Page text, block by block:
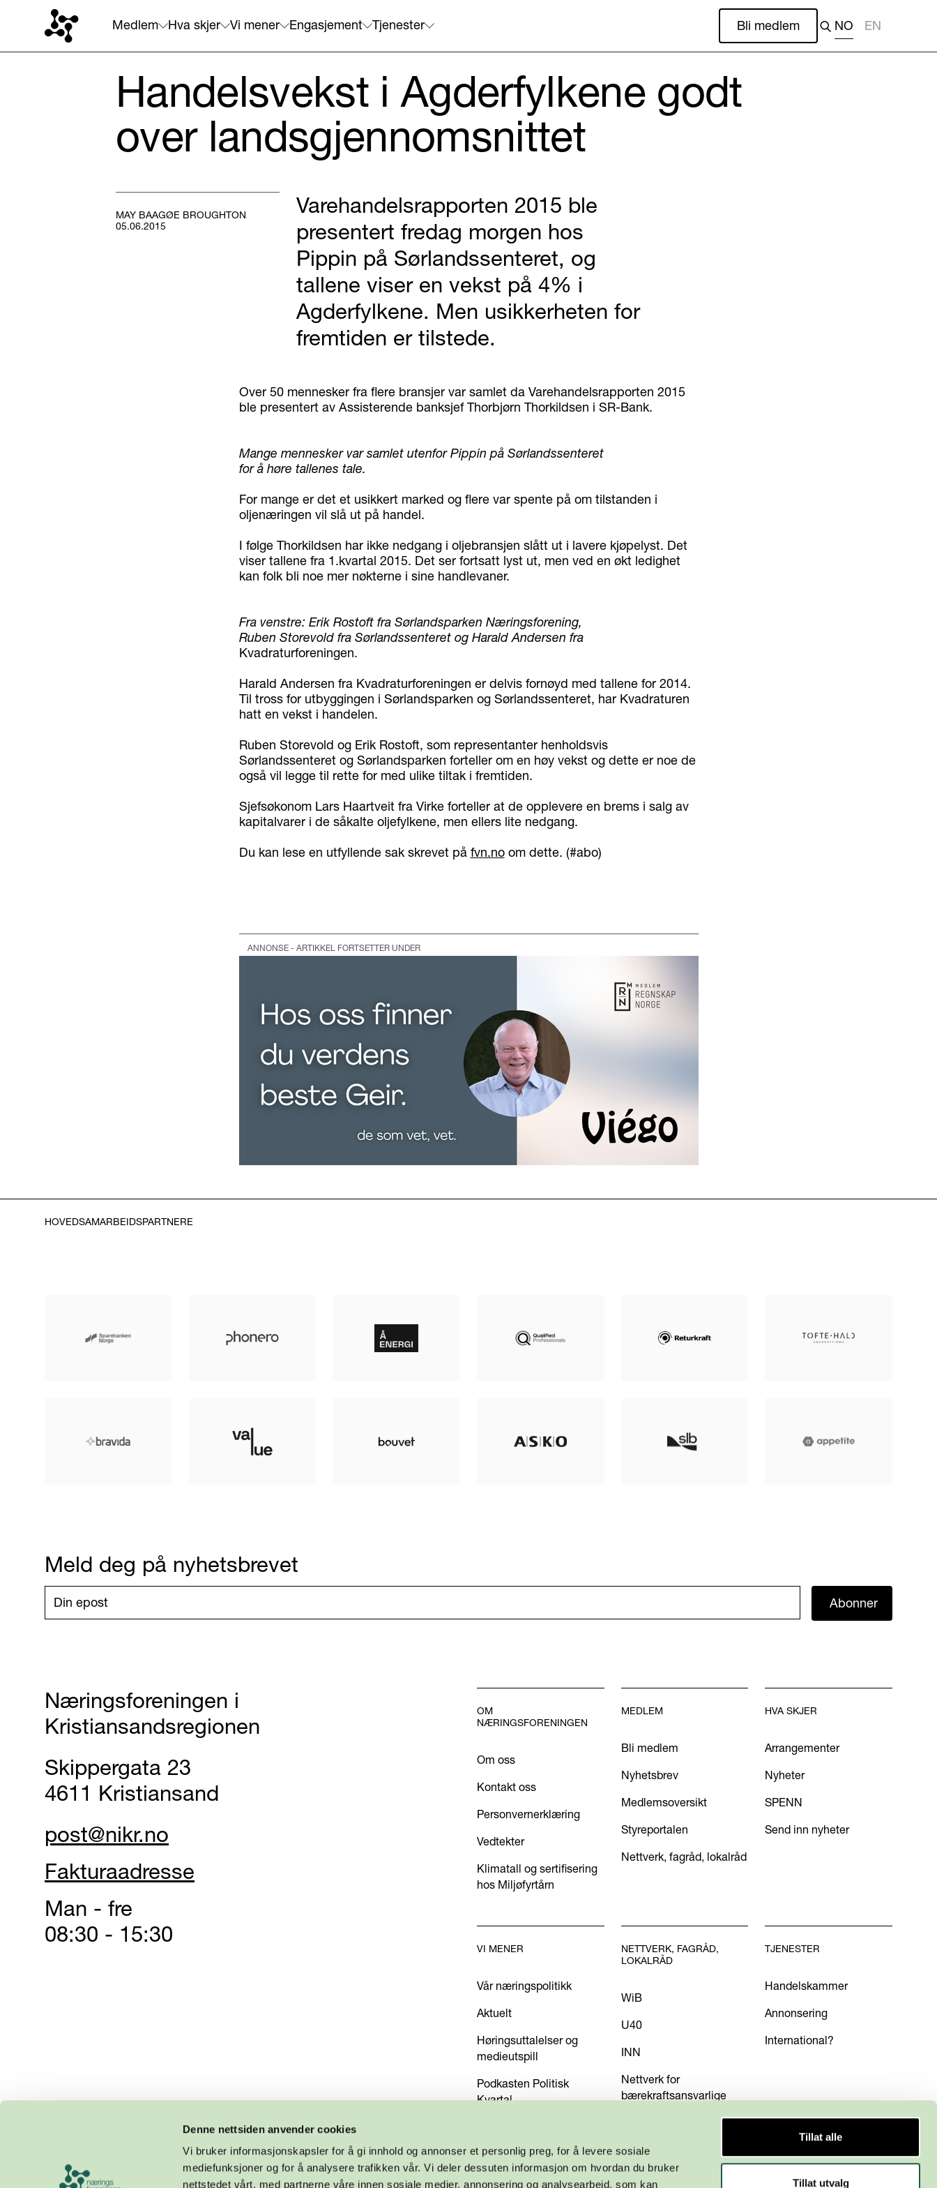
Denne nettsiden anvender cookies
Vi bruker informasjonskapsler for å gi innhold og annonser et personlig preg, for å levere sosiale
mediefunksjoner og for å analysere trafikken vår. Vi deler dessuten informasjon om hvordan du bruker
nettstedet vårt, med partnerne våre innen sosiale medier, annonsering og analysearbeid, som kan
Tillat alle
Tillat utvalg
Medlem Hva skjer Vi mener Engasjement Tjenester Bli medlem NO EN
Handelsvekst i Agderfylkene godt
over landsgjennomsnittet
MAY BAAGØE BROUGHTON
05.06.2015
Varehandelsrapporten 2015 ble
presentert fredag morgen hos
Pippin på Sørlandssenteret, og
tallene viser en vekst på 4% i
Agderfylkene. Men usikkerheten for
fremtiden er tilstede.
Over 50 mennesker fra flere bransjer var samlet da Varehandelsrapporten 2015
ble presentert av Assisterende banksjef Thorbjørn Thorkildsen i SR-Bank.
Mange mennesker var samlet utenfor Pippin på Sørlandssenteret
for å høre tallenes tale.
For mange er det et usikkert marked og flere var spente på om tilstanden i
oljenæringen vil slå ut på handel.
I følge Thorkildsen har ikke nedgang i oljebransjen slått ut i lavere kjøpelyst. Det
viser tallene fra 1.kvartal 2015. Det ser fortsatt lyst ut, men ved en økt ledighet
kan folk bli noe mer nøkterne i sine handlevaner.
Fra venstre: Erik Rostoft fra Sørlandsparken Næringsforening,
Ruben Storevold fra Sørlandssenteret og Harald Andersen fra
Kvadraturforeningen.
Harald Andersen fra Kvadraturforeningen er delvis fornøyd med tallene for 2014.
Til tross for utbyggingen i Sørlandsparken og Sørlandssenteret, har Kvadraturen
hatt en vekst i handelen.
Ruben Storevold og Erik Rostoft, som representanter henholdsvis
Sørlandssenteret og Sørlandsparken forteller om en høy vekst og dette er noe de
også vil legge til rette for med ulike tiltak i fremtiden.
Sjefsøkonom Lars Haartveit fra Virke forteller at de opplevere en brems i salg av
kapitalvarer i de såkalte oljefylkene, men ellers lite nedgang.
Du kan lese en utfyllende sak skrevet på fvn.noom dette. (#abo)
ANNONSE - ARTIKKEL FORTSETTER UNDER
HOVEDSAMARBEIDSPARTNERE
Meld deg på nyhetsbrevet
Abonner
Næringsforeningen i
Kristiansandsregionen
Skippergata 23
4611 Kristiansand
post@nikr.no
Fakturaadresse
Man - fre
08:30 - 15:30
OM
NÆRINGSFORENINGEN
Om oss
Kontakt oss
Personvernerklæring
Vedtekter
Klimatall og sertifisering
hos Miljøfyrtårn
MEDLEM
Bli medlem
Nyhetsbrev
Medlemsoversikt
Styreportalen
Nettverk, fagråd, lokalråd
HVA SKJER
Arrangementer
Nyheter
SPENN
Send inn nyheter
VI MENER
Vår næringspolitikk
Aktuelt
Høringsuttalelser og
medieutspill
Podkasten Politisk
Kvartal
NETTVERK, FAGRÅD,
LOKALRÅD
WiB
U40
INN
Nettverk for
bærekraftsansvarlige
TJENESTER
Handelskammer
Annonsering
International?